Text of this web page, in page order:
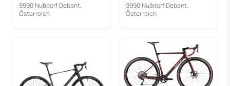
9990 Nußdorf Debant,
Österreich
9990 Nußdorf Debant,
Österreich